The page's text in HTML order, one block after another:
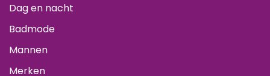
Dag en nacht
Badmode
Mannen
Merken